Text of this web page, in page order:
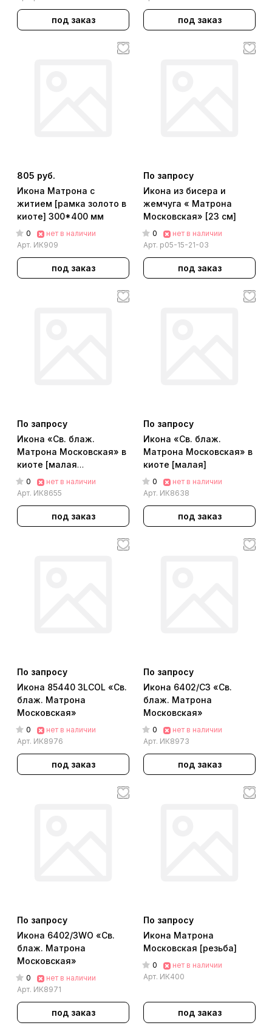
под заказ под заказ
805 руб.
Икона Матрона с
житием [рамка золото в
киоте] 300*400 мм
0
нет в наличии
Арт. ИК909
под заказ
По запросу
Икона из бисера и
жемчуга « Матрона
Московская» [23 см]
0
нет в наличии
Арт. р05-15-21-03
под заказ
По запросу
Икона «Св. блаж.
Матрона Московская» в
киоте [малая
аналойная]
0
нет в наличии
Арт. ИК8655
под заказ
По запросу
Икона «Св. блаж.
Матрона Московская» в
киоте [малая]
0
нет в наличии
Арт. ИК8638
под заказ
По запросу
Икона 85440 3LCOL «Св.
блаж. Матрона
Московская»
0
нет в наличии
Арт. ИК8976
под заказ
По запросу
Икона 6402/C3 «Св.
блаж. Матрона
Московская»
0
нет в наличии
Арт. ИК8973
под заказ
По запросу
Икона 6402/3WO «Св.
блаж. Матрона
Московская»
0
нет в наличии
Арт. ИК8971
под заказ
По запросу
Икона Матрона
Московская [резьба]
0
нет в наличии
Арт. ИК400
под заказ